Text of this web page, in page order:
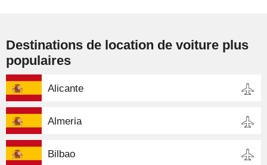
Destinations de location de voiture plus
populaires
Alicante
Almeria
Bilbao